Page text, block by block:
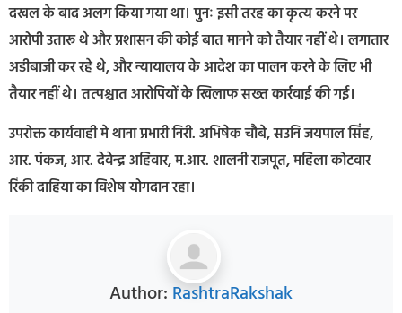
दखल के बाद अलग किया गया था। पुनः इसी तरह का कृत्य करने पर
आरोपी उतारू थे और प्रशासन की कोई बात मानने को तैयार नहीं थे। लगातार
अडीबाजी कर रहे थे, और न्यायालय के आदेश का पालन करने के लिए भी
तैयार नहीं थे। तत्पश्चात आरोपियों के खिलाफ सख्त कार्रवाई की गई।
उपरोक्त कार्यवाही मे थाना प्रभारी निरी. अभिषेक चौबे, सउनि जयपाल सिंह,
आर. पंकज, आर. देवेन्द्र अहिवार, म.आर. शालनी राजपूत, महिला कोटवार
रिंकी दाहिया का विशेष योगदान रहा।
Author: RashtraRakshak